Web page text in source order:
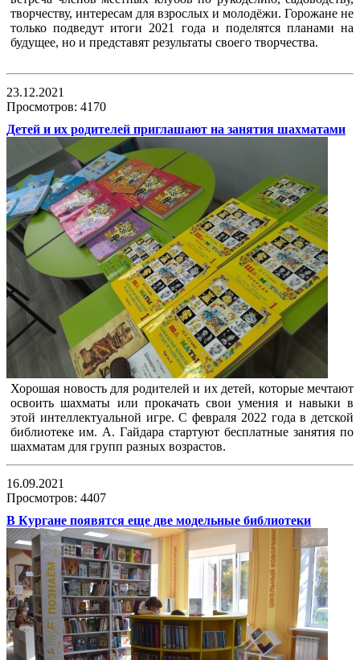
творчеству, интересам для взрослых и молодёжи. Горожане не
только подведут итоги 2021 года и поделятся планами на
будущее, но и представят результаты своего творчества.
23.12.2021
Просмотров: 4170
Детей и их родителей приглашают на занятия шахматами
Хорошая новость для родителей и их детей, которые мечтают
освоить шахматы или прокачать свои умения и навыки в
этой интеллектуальной игре. С февраля 2022 года в детской
библиотеке им. А. Гайдара стартуют бесплатные занятия по
шахматам для групп разных возрастов.
16.09.2021
Просмотров: 4407
В Кургане появятся еще две модельные библиотеки